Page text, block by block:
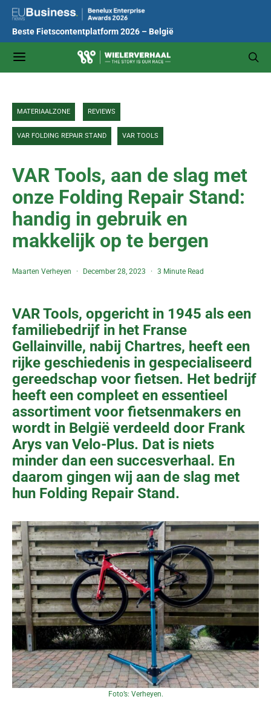
Beste Fietscontentplatform 2026 – België
MATERIAALZONE REVIEWS
VAR FOLDING REPAIR STAND VAR TOOLS
VAR Tools, aan de slag met
onze Folding Repair Stand:
handig in gebruik en
makkelijk op te bergen
Maarten Verheyen December 28, 2023 3 Minute Read
VAR Tools, opgericht in 1945 als een
familiebedrijf in het Franse
Gellainville, nabij Chartres, heeft een
rijke geschiedenis in gespecialiseerd
gereedschap voor fietsen. Het bedrijf
heeft een compleet en essentieel
assortiment voor fietsenmakers en
wordt in België verdeeld door Frank
Arys van Velo-Plus. Dat is niets
minder dan een succesverhaal. En
daarom gingen wij aan de slag met
hun Folding Repair Stand.
Foto’s: Verheyen.